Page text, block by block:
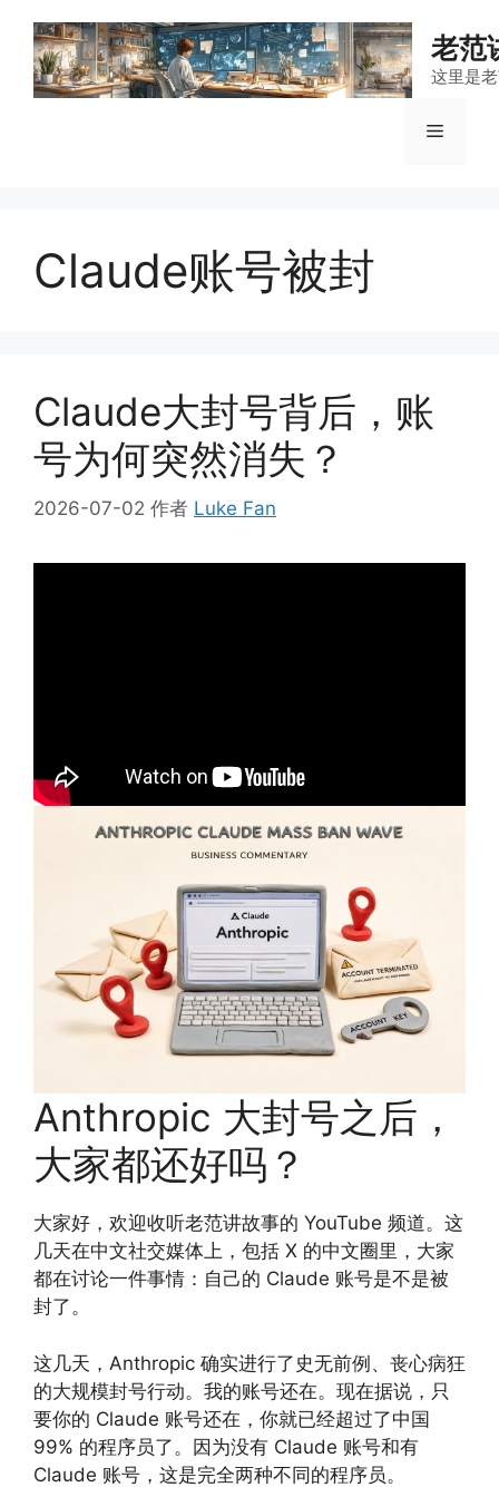
老范
这里是
菜
Claude账号被封
Claude大封号背后，账
号为何突然消失？
2026-07-02 作者 Luke Fan
Anthropic 大封号之后，
大家都还好吗？
大家好，欢迎收听老范讲故事的 YouTube 频道。这
几天在中文社交媒体上，包括 X 的中文圈里，大家
都在讨论一件事情：自己的 Claude 账号是不是被
封了。
这几天，Anthropic 确实进行了史无前例、丧心病狂
的大规模封号行动。我的账号还在。现在据说，只
要你的 Claude 账号还在，你就已经超过了中国
99% 的程序员了。因为没有 Claude 账号和有
Claude 账号，这是完全两种不同的程序员。